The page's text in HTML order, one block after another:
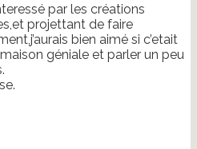
par les créations
projettant de faire
bien aimé si c’etait
géniale et parler un peu